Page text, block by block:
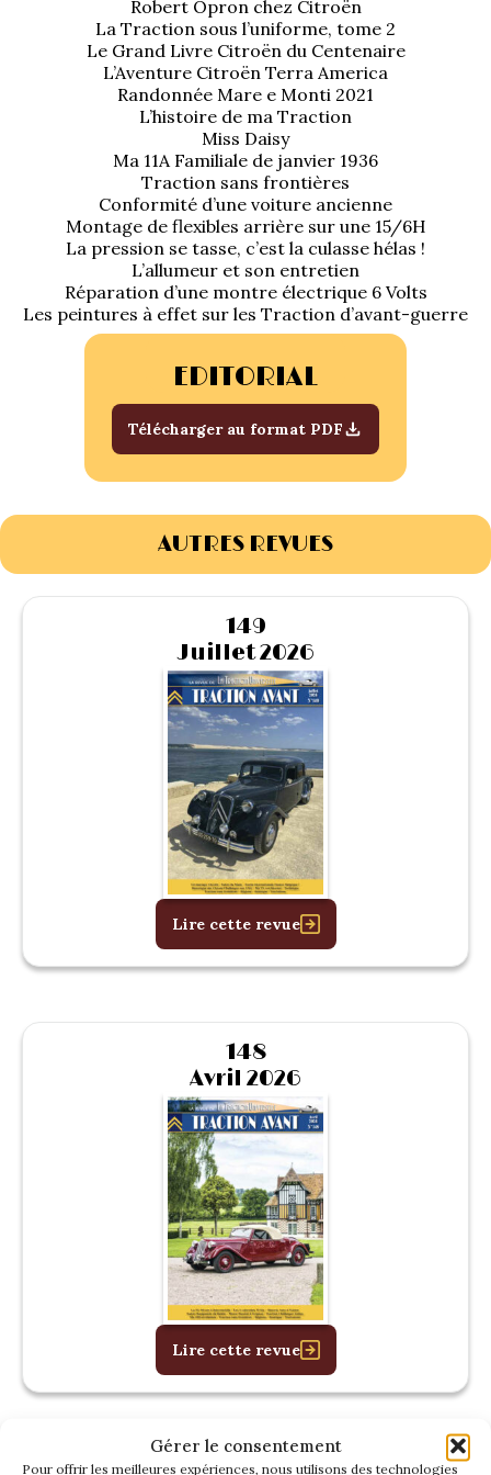
Gérer le consentement
Pour offrir les meilleures expériences, nous utilisons des technologies
1934/1941
Evolution 11 –
1945/1952
Evolution 11 –
1952/1957
La 15/6 G –
1938/1947
La 15/6 D –
1947/1955
La 15/6 H –
1954/1956
Robert Opron chez Citroën
La Traction sous l’uniforme, tome 2
Le Grand Livre Citroën du Centenaire
L’Aventure Citroën Terra America
Randonnée Mare e Monti 2021
L’histoire de ma Traction
Miss Daisy
Ma 11A Familiale de janvier 1936
Traction sans frontières
Conformité d’une voiture ancienne
Montage de flexibles arrière sur une 15/6H
La pression se tasse, c’est la culasse hélas !
L’allumeur et son entretien
Réparation d’une montre électrique 6 Volts
Les peintures à effet sur les Traction d’avant-guerre
EDITORIAL
Télécharger au format PDF
AUTRES REVUES
149
Juillet 2026
Lire cette revue
148
Avril 2026
Lire cette revue